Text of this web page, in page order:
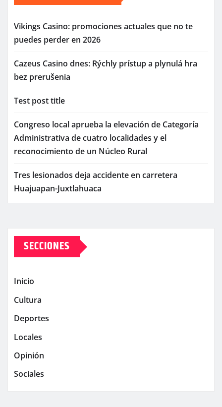
Vikings Casino: promociones actuales que no te
puedes perder en 2026
Cazeus Casino dnes: Rýchly prístup a plynulá hra
bez prerušenia
Test post title
Congreso local aprueba la elevación de Categoría
Administrativa de cuatro localidades y el
reconocimiento de un Núcleo Rural
Tres lesionados deja accidente en carretera
Huajuapan-Juxtlahuaca
SECCIONES
Inicio
Cultura
Deportes
Locales
Opinión
Sociales